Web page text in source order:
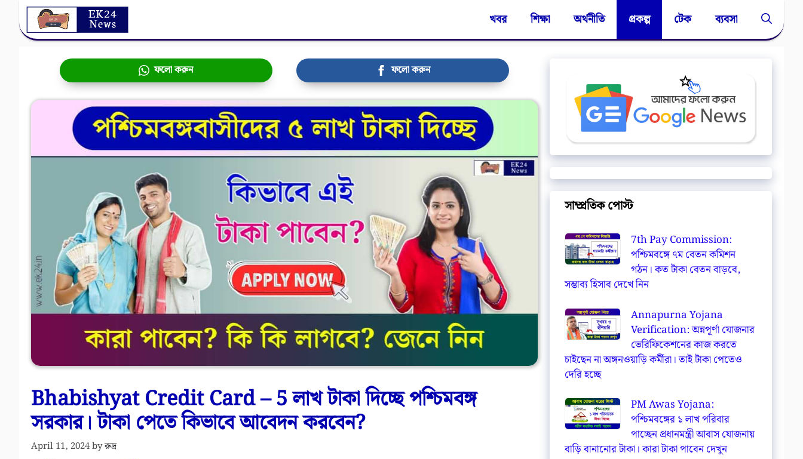
content
খবর শিক্ষা অর্থনীতি প্রকল্প টেক ব্যবসা
ফলো করুন ফলো করুন
Bhabishyat Credit Card – 5 লাখ টাকা দিচ্ছে পশ্চিমবঙ্গ
সরকার। টাকা পেতে কিভাবে আবেদন করবেন?
April 11, 2024byরুদ্র
সাম্প্রতিক পোস্ট
7th Pay Commission:
পশ্চিমবঙ্গে ৭ম বেতন কমিশন
গঠন। কত টাকা বেতন বাড়বে,
সম্ভাব্য হিসাব দেখে নিন
Annapurna Yojana
Verification: অন্নপূর্ণা যোজনার
ভেরিফিকেশনের কাজ করতে
চাইছেন না অঙ্গনওয়াড়ি কর্মীরা। তাই টাকা পেতেও
দেরি হচ্ছে
PM Awas Yojana:
পশ্চিমবঙ্গের ১ লাখ পরিবার
পাচ্ছেন প্রধানমন্ত্রী আবাস যোজনায়
বাড়ি বানানোর টাকা। কারা টাকা পাবেন দেখুন